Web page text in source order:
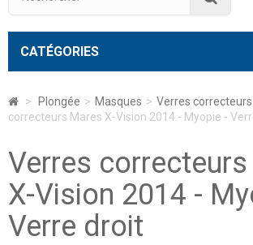
CATÉGORIES
> Plongée > Masques > Verres correcteurs
correcteurs Mares X-Vision 2014 - Myopie -
Verres
X-Vision 2014 -
Verre droit